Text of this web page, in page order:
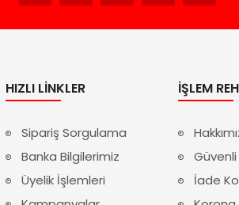
HIZLI LINKLER
Sipariş Sorgulama
Banka Bilgilerimiz
Üyelik İşlemleri
İŞLEM
Güvenli
İade